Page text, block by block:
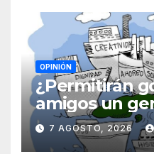
OPINIÓN
¿Permitirán
amigos un
Cuba? Por
Blanch
7 AGOSTO, 2026